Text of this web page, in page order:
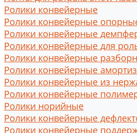
Ролики конвейерные
Ролики конвейерные
Ролики конвейерные
Ролики конвейерные для
Ролики конвейерные
Ролики конвейерные
Ролики конвейерные из
Ролики конвейерные
Ролики норийные
Ролики конвейерные
Ролики конвейерные